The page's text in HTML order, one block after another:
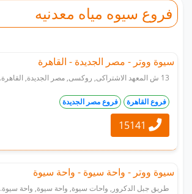
فروع سيوه مياه معدنيه
سيوة ووتر - مصر الجديدة - القاهرة
13 ش المعهد الاشتراكى, روكسى, مصر الجديدة, القاهرة.
فروع القاهرة فروع مصر الجديدة
سيوة ووتر - واحة سيوة - واحة سيوة
طريق جبل الدكرور, واحات سيوة, واحة سيوة, واحة سيوة.